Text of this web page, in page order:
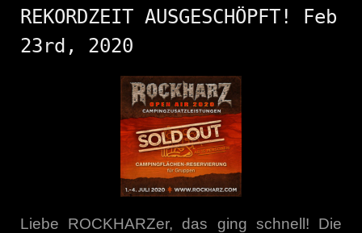
REKORDZEIT AUSGESCHÖPFT! Feb
23rd, 2020
Liebe ROCKHARZer, das ging schnell! Die